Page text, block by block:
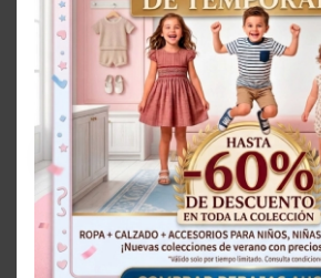
Outlet Niña
OUTLET
48%